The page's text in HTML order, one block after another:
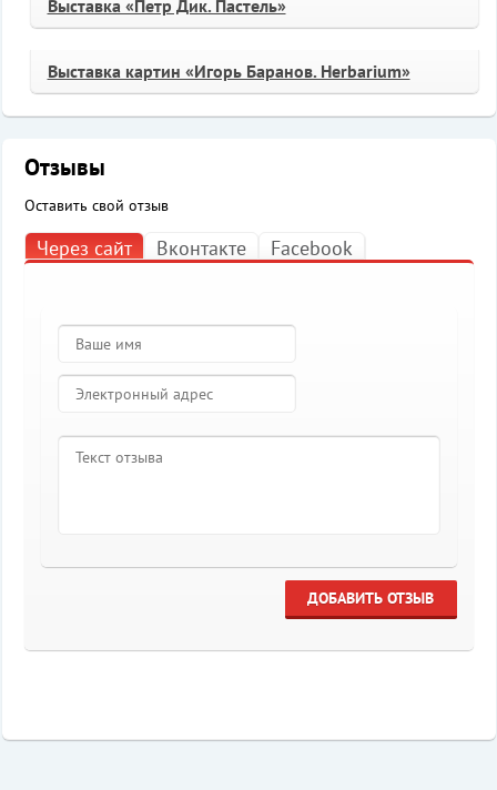
Выставка «Петр Дик. Пастель»
Выставка картин «Игорь Баранов. Herbarium»
Отзывы
Оставить свой отзыв
Через сайт Вконтакте Facebook
ДОБАВИТЬ ОТЗЫВ